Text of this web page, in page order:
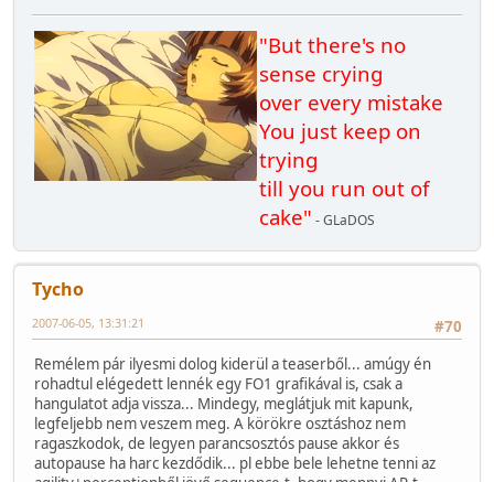
"But there's no
sense crying
over every mistake
You just keep on
trying
till you run out of
cake" - GLaDOS
Tycho
#70
2007-06-05, 13:31:21
Remélem pár ilyesmi dolog kiderül a teaserből... amúgy én
rohadtul elégedett lennék egy FO1 grafikával is, csak a
hangulatot adja vissza... Mindegy, meglátjuk mit kapunk,
legfeljebb nem veszem meg. A körökre osztáshoz nem
ragaszkodok, de legyen parancsosztós pause akkor és
autopause ha harc kezdődik... pl ebbe bele lehetne tenni az